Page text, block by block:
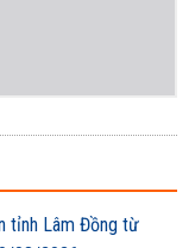
tỉnh Lâm Đồng từ